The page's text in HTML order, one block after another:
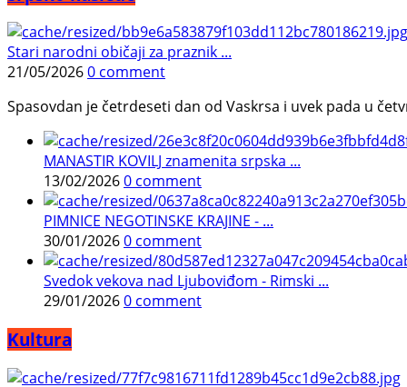
Stari narodni običaji za praznik ...
21/05/20260 comment
Spasovdan je četrdeseti dan od Vaskrsa i uvek pada u
MANASTIR KOVILJ znamenita srpska ...
13/02/20260 comment
PIMNICE NEGOTINSKE KRAJINE - ...
30/01/20260 comment
Svedok vekova nad Ljuboviđom - Rimski ...
29/01/20260 comment
Kultura